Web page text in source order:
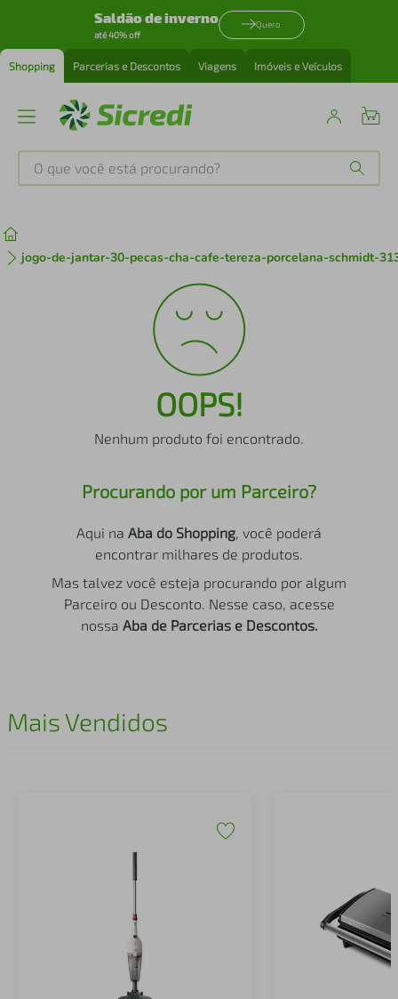
Saldão de inverno
até 40% off
Quero
Shopping Parcerias e Descontos Viagens Imóveis e Veículos
O que você está procurando?
jogo-de-jantar-30-pecas-cha-cafe-tereza-porcelana-schmidt-
OOPS!
Nenhum produto foi encontrado.
Procurando por um Parceiro?
Aqui na Aba do Shopping, você poderá
encontrar milhares de produtos.
Mas talvez você esteja procurando por algum
Parceiro ou Desconto. Nesse caso, acesse
nossa Aba de Parcerias e Descontos.
Mais Vendidos
iphone